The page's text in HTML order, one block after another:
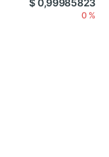
$ 0,99985823
0 %